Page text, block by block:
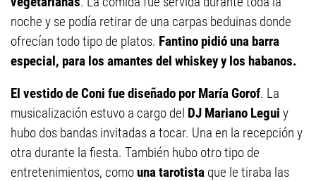
noche y se podía retirar de una carpas beduinas donde
ofrecían todo tipo de platos. Fantino pidió una barra
especial, para los amantes del whiskey y los habanos.
El vestido de Coni fue diseñado por María Gorof. La
musicalización estuvo a cargo del DJ Mariano Legui y
hubo dos bandas invitadas a tocar. Una en la recepción y
otra durante la fiesta. También hubo otro tipo de
entretenimientos, comouna tarotista que le tiraba las